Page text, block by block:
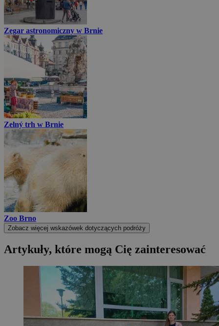
Zegar astronomiczny w Brnie
Zelný trh w Brnie
Zoo Brno
Zobacz więcej wskazówek dotyczących podróży
Artykuły, które mogą Cię zainteresować